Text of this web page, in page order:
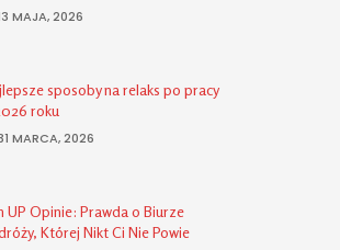
MAJA, 2026
sposoby na relaks po pracy
roku
MARCA, 2026
UP Opinie: Prawda o Biurze
Której Nikt Ci Nie Powie